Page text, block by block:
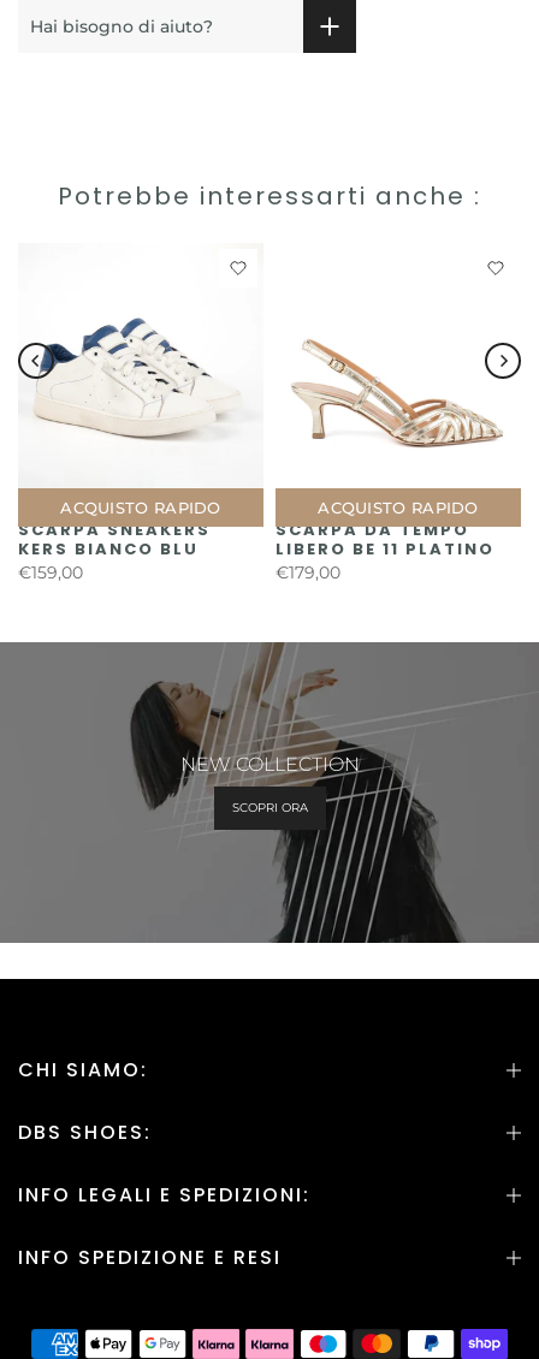
Hai bisogno di aiuto?
Potrebbe interessarti anche :
ACQUISTO RAPIDO
SCARPA SNEAKERS
KERS BIANCO BLU
€159,00
ACQUISTO RAPIDO
SCARPA DA TEMPO
LIBERO BE 11 PLATINO
€179,00
NEW COLLECTION
SCOPRI ORA
CHI SIAMO:
DBS SHOES:
INFO LEGALI E SPEDIZIONI:
INFO SPEDIZIONE E RESI